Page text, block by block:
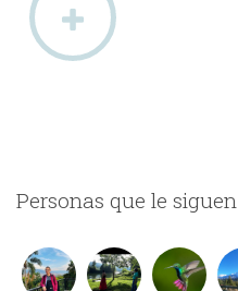
Personas que le siguen